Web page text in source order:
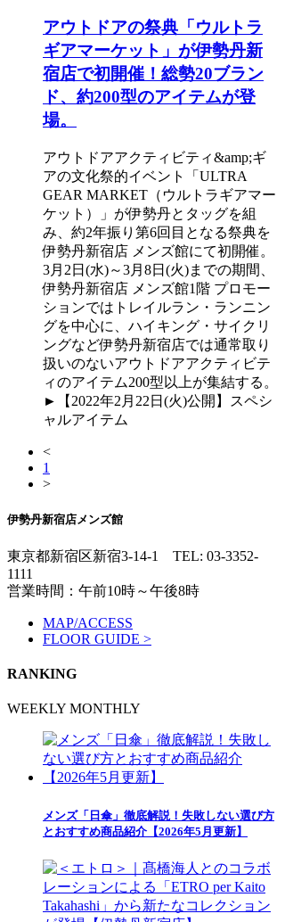
アウトドアの祭典「ウルトラ
ギアマーケット」が伊勢丹新
宿店で初開催！総勢20ブラン
ド、約200型のアイテムが登
場。
アウトドアアクティビティ&amp;ギ
アの文化祭的イベント「ULTRA
GEAR MARKET（ウルトラギアマー
ケット）」が伊勢丹とタッグを組
み、約2年振り第6回目となる祭典を
伊勢丹新宿店 メンズ館にて初開催。
3月2日(水)～3月8日(火)までの期間、
伊勢丹新宿店 メンズ館1階 プロモー
ションではトレイルラン・ランニン
グを中心に、ハイキング・サイクリ
ングなど伊勢丹新宿店では通常取り
扱いのないアウトドアアクティビテ
ィのアイテム200型以上が集結する。
►【2022年2月22日(火)公開】スペシ
ャルアイテム
<
1
>
伊勢丹新宿店メンズ館
東京都新宿区新宿3-14-1 TEL: 03-3352-
1111
営業時間：午前10時～午後8時
MAP/ACCESS
FLOOR GUIDE >
RANKING
WEEKLY MONTHLY
メンズ「日傘」徹底解説！失敗しない選び方
とおすすめ商品紹介【2026年5月更新】